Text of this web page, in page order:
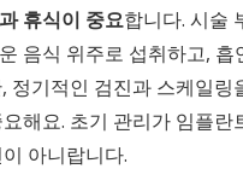
휴식이 중요합니다. 시술
음식 위주로 섭취하고,
정기적인 검진과 스케일링
해요. 초기 관리가 임플란
아니랍니다.